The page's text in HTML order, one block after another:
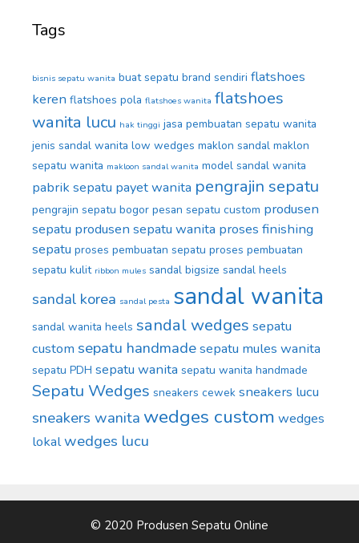
Tags
bisnis sepatu wanita buat sepatu brand sendiri flatshoes
keren flatshoes pola flatshoes wanita flatshoes
wanita lucu hak tinggi jasa pembuatan sepatu wanita
jenis sandal wanita low wedges maklon sandal maklon
sepatu wanita makloon sandal wanita model sandal wanita
pabrik sepatu payet wanita pengrajin sepatu
pengrajin sepatu bogor pesan sepatu custom produsen
sepatu produsen sepatu wanita proses finishing
sepatu proses pembuatan sepatu proses pembuatan
sepatu kulit ribbon mules sandal bigsize sandal heels
sandal korea sandal pesta sandal wanita
sandal wanita heels sandal wedges sepatu
custom sepatu handmadesepatu mules wanita
sepatu PDH sepatu wanita sepatu wanita handmade
Sepatu Wedges sneakers cewek sneakers lucu
sneakers wanita wedges custom wedges
lokalwedges lucu
© 2020 Produsen Sepatu Online